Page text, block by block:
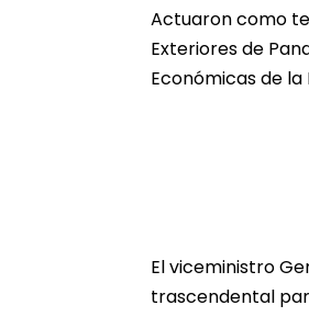
Actuaron como
Exteriores de
Económicas de
El viceministro
trascendental